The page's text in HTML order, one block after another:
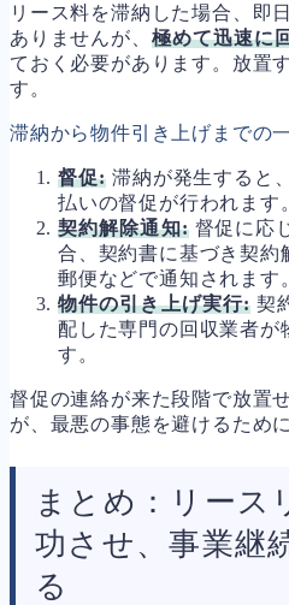
リース料を滞納した場合、即
ありませんが、 極めて迅速に
ておく必要があります。放置
す。
滞納から物件引き上げまでの
督促: 滞納が発生すると
払いの督促が行われます
契約解除通知:督促に応
合、契約書に基づき契約
郵便などで通知されます
物件の引き上げ実行: 契
配した専門の回収業者が
す。
督促の連絡が来た段階で放置
が、最悪の事態を避けるため
まとめ：リース
功させ、事業継
る